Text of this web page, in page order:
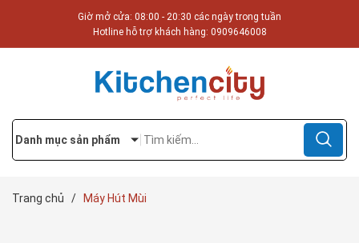
Giờ mở cửa: 08:00 - 20:30 các ngày trong tuần
Hotline hỗ trợ khách hàng: 0909646008
Danh mục sản phẩm
Trang chủ / Máy Hút Mùi